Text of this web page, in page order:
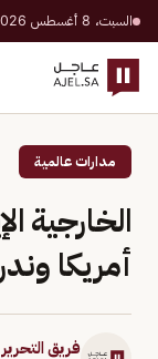
السبت، 8 أغسطس 2026 · 25 صفر 1448 هـ
مدارات عالمية
الخارجية
أمريكا
فريق التحرير